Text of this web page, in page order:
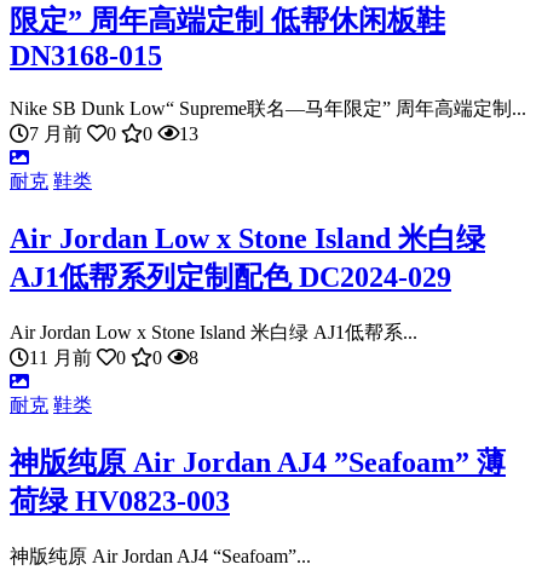
限定” 周年高端定制 低帮休闲板鞋
DN3168-015
Nike SB Dunk Low“ Supreme联名—马年限定” 周年高端定制...
7 月前
0 0 13
耐克 鞋类
Air Jordan Low x Stone Island 米白绿
AJ1低帮系列定制配色 DC2024-029
Air Jordan Low x Stone Island 米白绿 AJ1低帮系...
11 月前
0 0 8
耐克 鞋类
神版纯原 Air Jordan AJ4 ”Seafoam” 薄
荷绿 HV0823-003
神版纯原 Air Jordan AJ4 “Seafoam”...